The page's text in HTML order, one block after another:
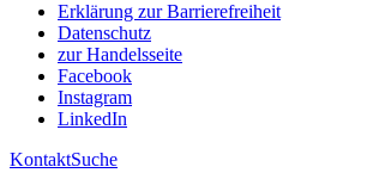
Erklärung zur Barrierefreiheit
Datenschutz
zur Handelsseite
Facebook
Instagram
LinkedIn
KontaktSuche